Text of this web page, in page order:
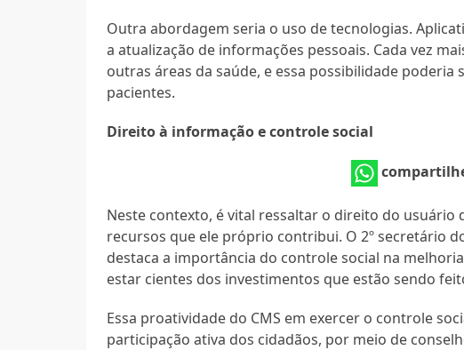
Outra abordagem seria o uso de tecnologias.
a atualização de informações pessoais. Cada vez
outras áreas da saúde, e essa possibilidade
pacientes.
Direito à informação e controle social
Neste contexto, é vital ressaltar o direito do usuário
recursos que ele próprio contribui. O 2º secretário
destaca a importância do controle social na
estar cientes dos investimentos que estão sendo
Essa proatividade do CMS em exercer o controle
participação ativa dos cidadãos, por meio de